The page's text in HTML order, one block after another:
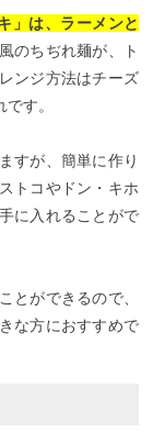
」は、ラーメンと
のちぢれ麺が、ト
ンジ方法はチーズ
す。
すが、簡単に作り
トコやドン・キホ
に入れることがで
とができるので、
な方におすすめで